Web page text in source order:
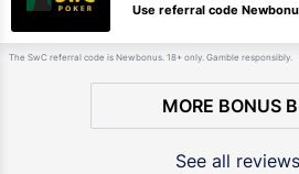
Use referral code
The SwC referral code is Newbonus. 18+ only. Gamble responsibly.
MORE BONUS
See all reviews